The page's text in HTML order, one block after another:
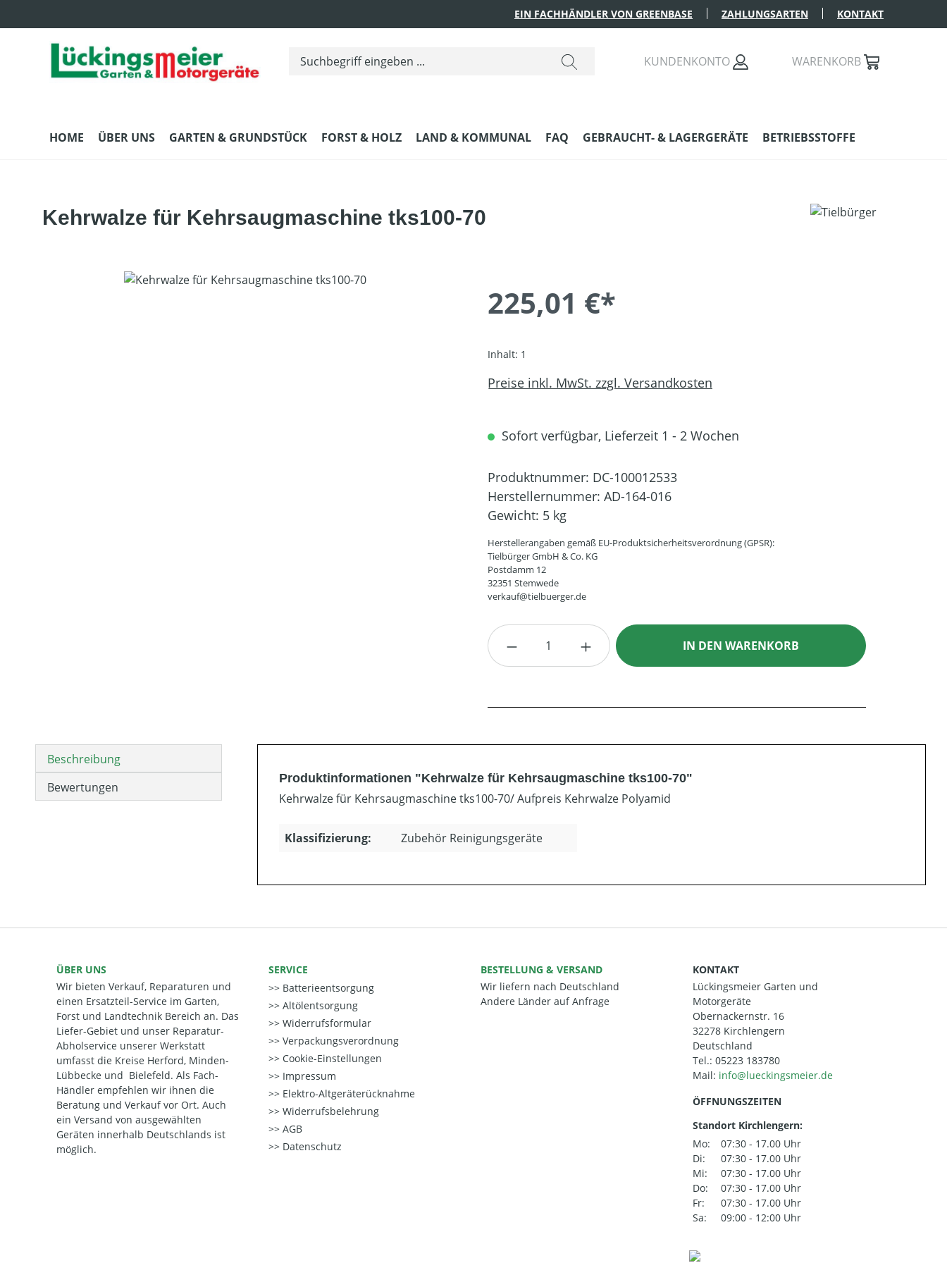
EIN FACHHÄNDLER VON GREENBASE ZAHLUNGSARTEN KONTAKT
KUNDENKONTO WARENKORB
HOME ÜBER UNS GARTEN & GRUNDSTÜCK FORST & HOLZ LAND & KOMMUNAL FAQ GEBRAUCHT- & LAGERGERÄTE BETRIEBSSTOFFE
Kehrwalze für Kehrsaugmaschine tks100-70
Bildergalerie überspringen
225,01 €*
Inhalt: 1
Preise inkl. MwSt. zzgl. Versandkosten
Sofort verfügbar, Lieferzeit 1 - 2 Wochen
Produktnummer: DC-100012533
Herstellernummer: AD-164-016
Gewicht: 5 kg
Herstellerangaben gemäß EU-Produktsicherheitsverordnung (GPSR):
Tielbürger GmbH & Co. KG
Postdamm 12
32351 Stemwede
verkauf@tielbuerger.de
Produkt Anzahl: Gib den gewünschten Wert ein oder
IN DEN WARENKORB
Beschreibung
Bewertungen
Produktinformationen "Kehrwalze für Kehrsaugmaschine tks100-70"
Kehrwalze für Kehrsaugmaschine tks100-70/ Aufpreis Kehrwalze Polyamid
Klassifizierung: Zubehör Reinigungsgeräte
ÜBER UNS
Wir bieten Verkauf, Reparaturen und
einen Ersatzteil-Service im Garten,
Forst und Landtechnik Bereich an. Das
Liefer-Gebiet und unser Reparatur-
Abholservice unserer Werkstatt
umfasst die Kreise Herford, Minden-
Lübbecke und Bielefeld. Als Fach-
Händler empfehlen wir ihnen die
Beratung und Verkauf vor Ort. Auch
ein Versand von ausgewählten
Geräten innerhalb Deutschlands ist
möglich.
SERVICE
Batterieentsorgung
Altölentsorgung
Widerrufsformular
Verpackungsverordnung
Cookie-Einstellungen
Impressum
Elektro-Altgeräterücknahme
Widerrufsbelehrung
AGB
Datenschutz
BESTELLUNG & VERSAND
Wir liefern nach Deutschland
Andere Länder auf Anfrage
KONTAKT
Lückingsmeier Garten und
Motorgeräte
Obernackernstr. 16
32278 Kirchlengern
Deutschland
Tel.: 05223 183780
Mail:
ÖFFNUNGSZEITEN
Standort Kirchlengern:
Mo:
07:30 - 17.00 Uhr
Di:
07:30 - 17.00 Uhr
Mi:
07:30 - 17.00 Uhr
Do:
07:30 - 17.00 Uhr
Fr:
07:30 - 17.00 Uhr
Sa:
09:00 - 12:00 Uhr